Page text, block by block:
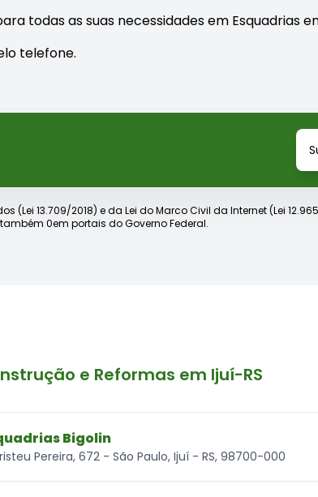
todas as suas necessidades em Esquadrias
telefone.
13.709/2018) e da Lei do Marco Civil da Internet (Lei
0em portais do Governo Federal.
e Reformas em Ijuí-RS
Bigolin
Pereira, 672 - São Paulo, Ijuí - RS, 98700-000